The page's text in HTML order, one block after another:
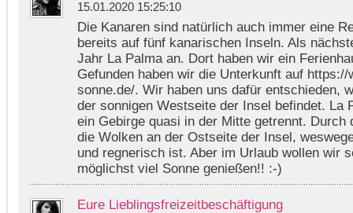
15.01.2020 15:25:10
Die Kanaren sind natürlich auch immer eine
bereits auf fünf kanarischen Inseln. Als
Jahr La Palma an. Dort haben wir ein
Gefunden haben wir die Unterkunft auf https://
sonne.de/. Wir haben uns dafür entschieden,
der sonnigen Westseite der Insel befindet. La
ein Gebirge quasi in der Mitte getrennt. Durch
die Wolken an der Ostseite der Insel,
und regnerisch ist. Aber im Urlaub wollen wir
möglichst viel Sonne genießen!! :-)
Eure Lieblingsfreizeitbeschäftigung